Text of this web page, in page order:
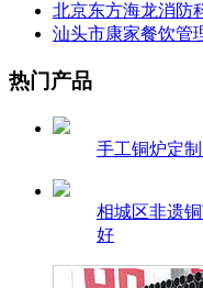
北京东方海龙消防
汕头市康家餐饮管
热门产品
手工铜炉定
相城区非遗
好